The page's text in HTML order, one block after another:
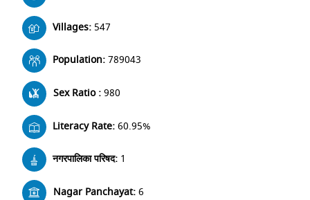
Villages: 547
Population:789043
Sex Ratio :980
Literacy Rate:60.95%
नगरपालिका परिषद: 1
Nagar Panchayat:6